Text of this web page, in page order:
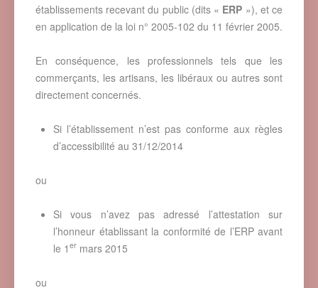
établissements recevant du public (dits « ERP »), et ce
en application de la loi n° 2005-102 du 11 février 2005.
En conséquence, les professionnels tels que les
commerçants, les artisans, les libéraux ou autres sont
directement concernés.
Si l’établissement n’est pas conforme aux règles
d’accessibilité au 31/12/2014
ou
Si vous n’avez pas adressé l’attestation sur
l’honneur établissant la conformité de l’ERP avant
le 1 er mars 2015
ou